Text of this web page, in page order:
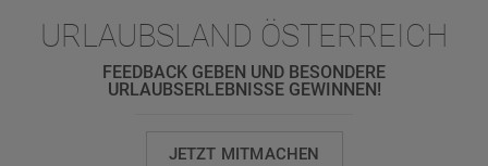
URLAUBSLAND ÖSTERREICH
FEEDBACK GEBEN UND BESONDERE
URLAUBSERLEBNISSE GEWINNEN!
JETZT MITMACHEN